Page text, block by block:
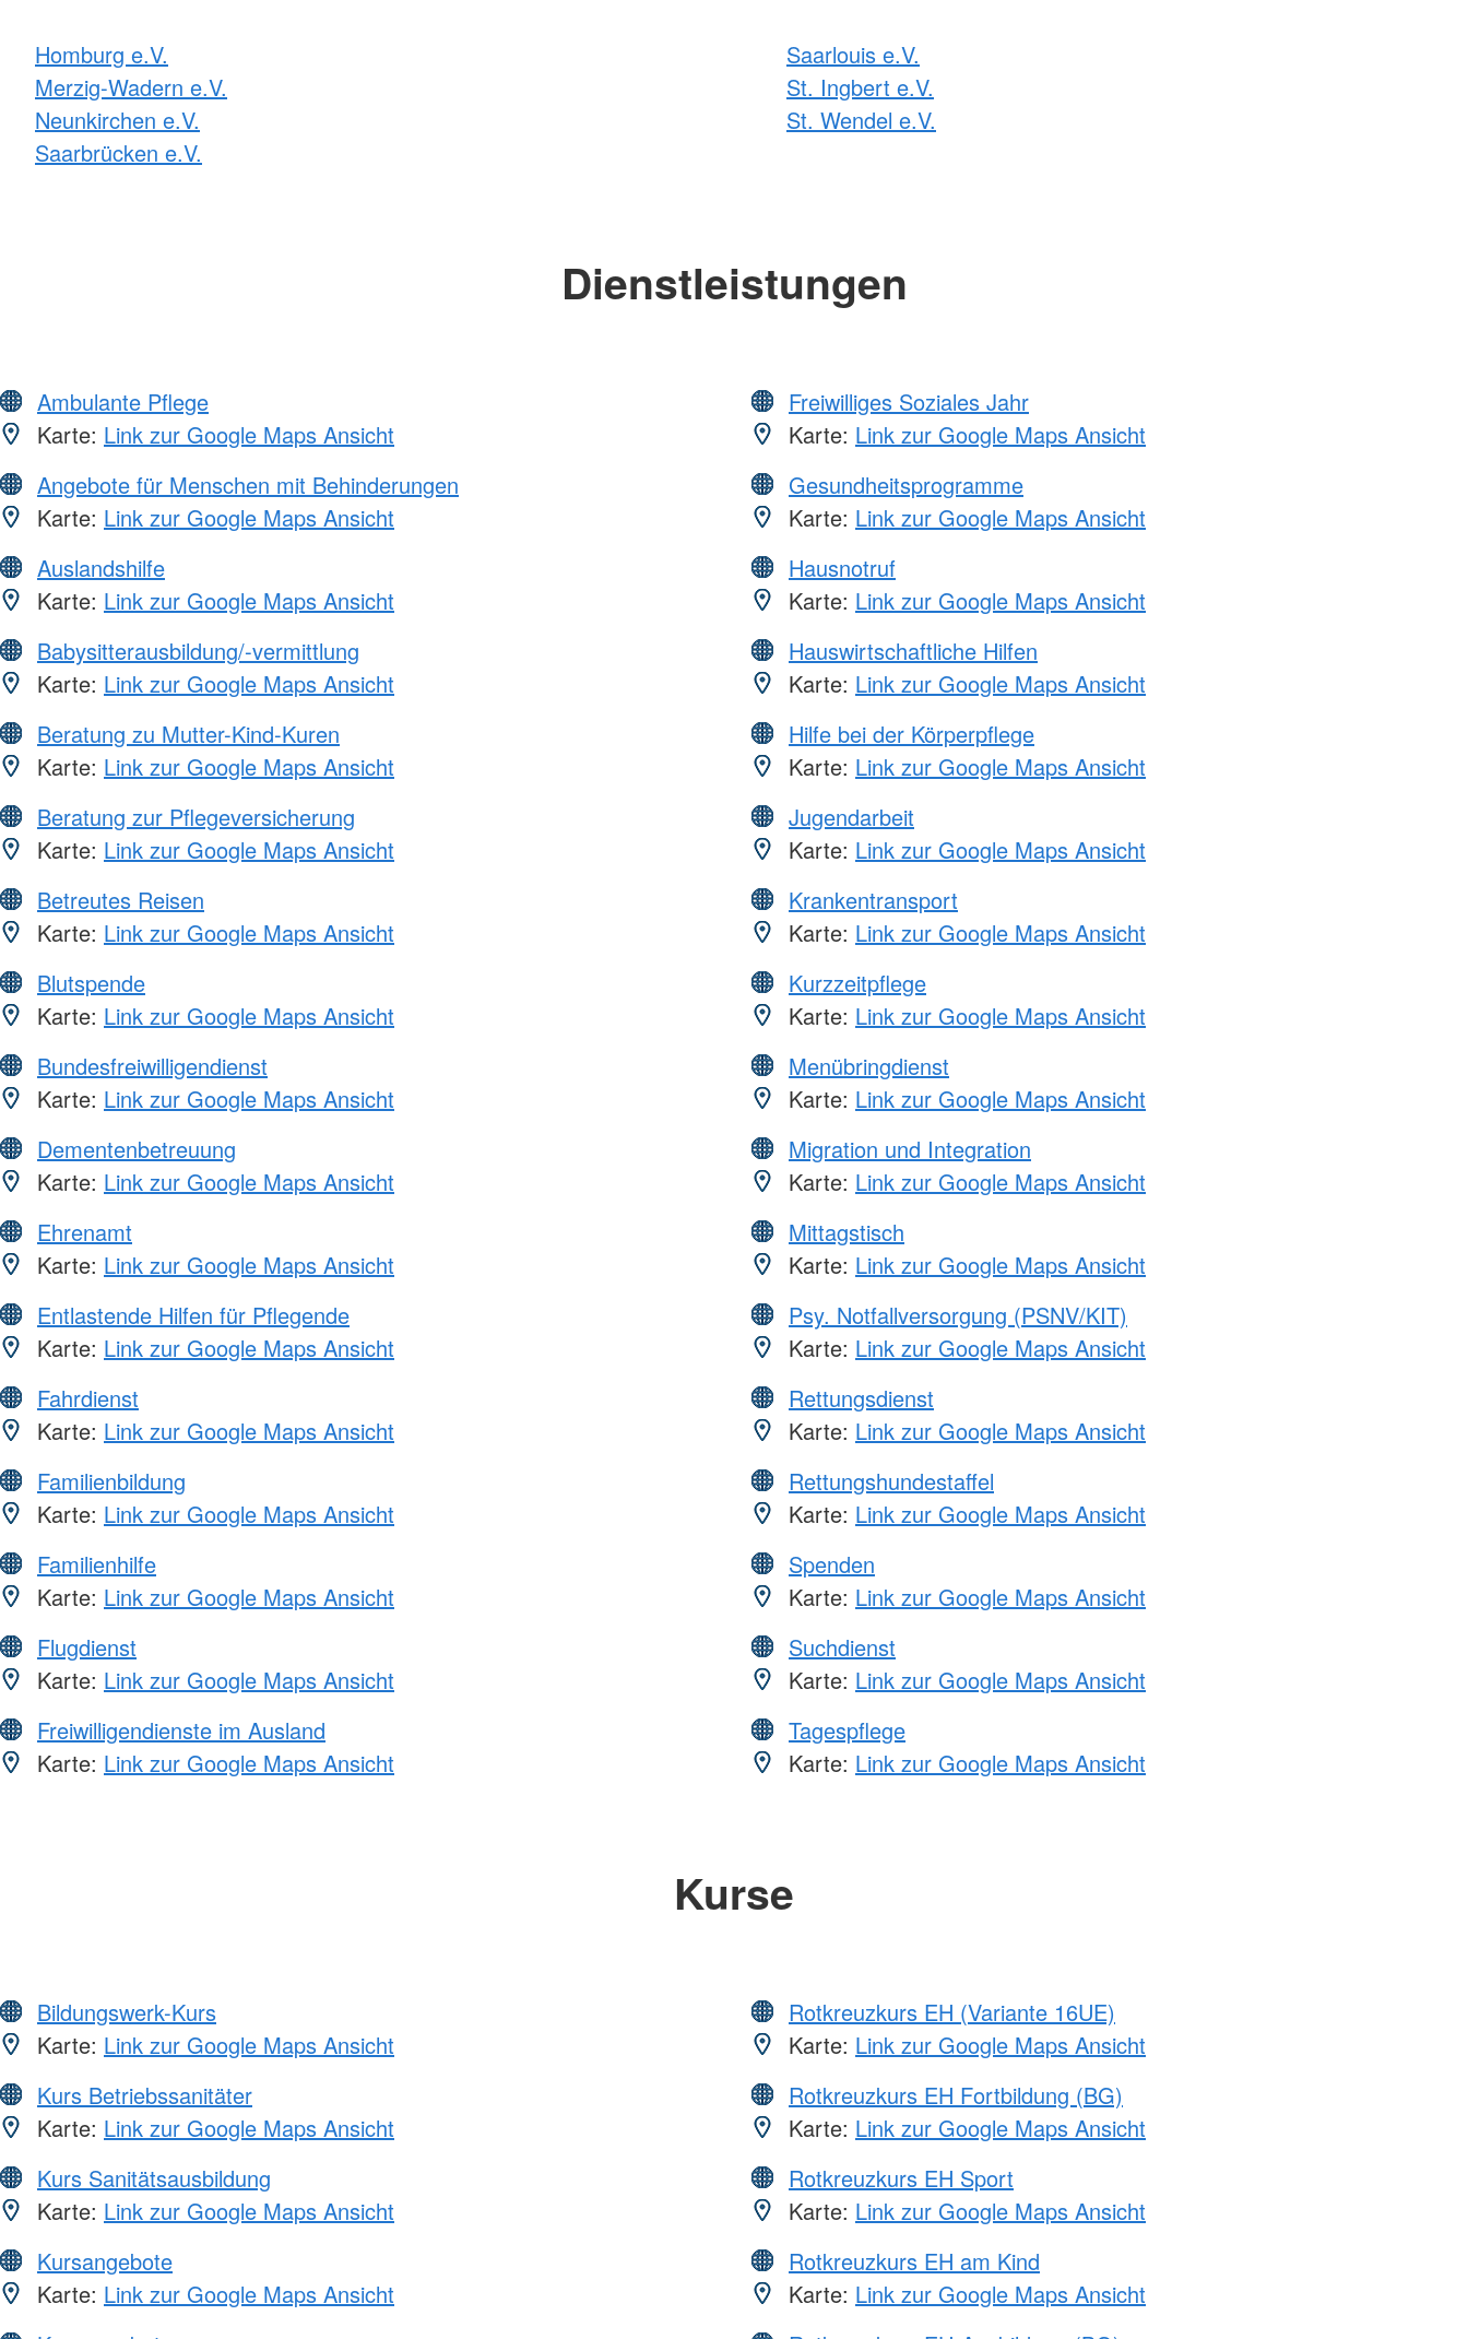
Homburg e.V.
Merzig-Wadern e.V.
Neunkirchen e.V.
Saarbrücken e.V.
Saarlouis e.V.
St. Ingbert e.V.
St. Wendel e.V.
Dienstleistungen
Ambulante Pflege
Karte: Link zur Google Maps Ansicht
Angebote für Menschen mit Behinderungen
Karte: Link zur Google Maps Ansicht
Auslandshilfe
Karte: Link zur Google Maps Ansicht
Babysitterausbildung/-vermittlung
Karte: Link zur Google Maps Ansicht
Beratung zu Mutter-Kind-Kuren
Karte: Link zur Google Maps Ansicht
Beratung zur Pflegeversicherung
Karte: Link zur Google Maps Ansicht
Betreutes Reisen
Karte: Link zur Google Maps Ansicht
Blutspende
Karte: Link zur Google Maps Ansicht
Bundesfreiwilligendienst
Karte: Link zur Google Maps Ansicht
Dementenbetreuung
Karte: Link zur Google Maps Ansicht
Ehrenamt
Karte: Link zur Google Maps Ansicht
Entlastende Hilfen für Pflegende
Karte: Link zur Google Maps Ansicht
Fahrdienst
Karte: Link zur Google Maps Ansicht
Familienbildung
Karte: Link zur Google Maps Ansicht
Familienhilfe
Karte: Link zur Google Maps Ansicht
Flugdienst
Karte: Link zur Google Maps Ansicht
Freiwilligendienste im Ausland
Karte: Link zur Google Maps Ansicht
Freiwilliges Soziales Jahr
Karte: Link zur Google Maps Ansicht
Gesundheitsprogramme
Karte: Link zur Google Maps Ansicht
Hausnotruf
Karte: Link zur Google Maps Ansicht
Hauswirtschaftliche Hilfen
Karte: Link zur Google Maps Ansicht
Hilfe bei der Körperpflege
Karte: Link zur Google Maps Ansicht
Jugendarbeit
Karte: Link zur Google Maps Ansicht
Krankentransport
Karte: Link zur Google Maps Ansicht
Kurzzeitpflege
Karte: Link zur Google Maps Ansicht
Menübringdienst
Karte: Link zur Google Maps Ansicht
Migration und Integration
Karte: Link zur Google Maps Ansicht
Mittagstisch
Karte: Link zur Google Maps Ansicht
Psy. Notfallversorgung (PSNV/KIT)
Karte: Link zur Google Maps Ansicht
Rettungsdienst
Karte: Link zur Google Maps Ansicht
Rettungshundestaffel
Karte: Link zur Google Maps Ansicht
Spenden
Karte: Link zur Google Maps Ansicht
Suchdienst
Karte: Link zur Google Maps Ansicht
Tagespflege
Karte: Link zur Google Maps Ansicht
Kurse
Bildungswerk-Kurs
Karte: Link zur Google Maps Ansicht
Kurs Betriebssanitäter
Karte: Link zur Google Maps Ansicht
Kurs Sanitätsausbildung
Karte: Link zur Google Maps Ansicht
Kursangebote
Karte: Link zur Google Maps Ansicht
Rotkreuzkurs EH (Variante 16UE)
Karte: Link zur Google Maps Ansicht
Rotkreuzkurs EH Fortbildung (BG)
Karte: Link zur Google Maps Ansicht
Rotkreuzkurs EH Sport
Karte: Link zur Google Maps Ansicht
Rotkreuzkurs EH am Kind
Karte: Link zur Google Maps Ansicht